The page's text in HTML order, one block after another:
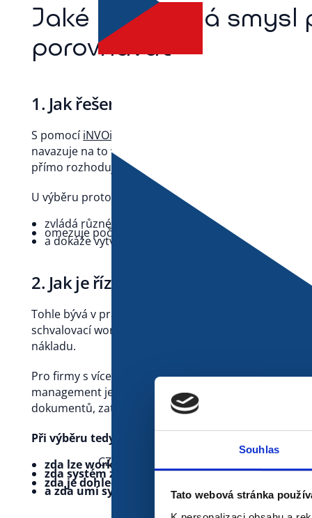
Souhlas
Tato webová stránka
CZ
Jaké rozdíly má smysl
porovnávat
1. Jak řešení pracuje se vstupem
S pomocíiNVOiCE FLOW
navazuje na to validací dat a kontrolou duplicit. To je
přímo rozhoduje o tom, kolik ručních zásahů se
U výběru proto sledujte, zda řešení:
zvládá různé formáty dokumentů,
omezuje počet případný pozdějších korekcí už při
a dokáže vytvořit spolehlivý datový základ pro další
2. Jak je řízené schvalování
Tohle bývá v praxi rozhodující bod. iNVOiCE FLOW
schvalovací workflow, včetně přidělení faktury
nákladu.
Pro firmy s více pobočkami nebo s rozdělenou
management je to zásadní. Bez této vrstvy se z
dokumentů, zatímco samotné rozhodování dál stojí
Při výběru tedy posuzujte:
zda lze workflow nastavit podle struktury
zda systém zvládá vícestupňové schvalování,
zda je dohledatelné, kdo a kdy doklad schválil,
a zda umí systém pracovat i s odchylkami.